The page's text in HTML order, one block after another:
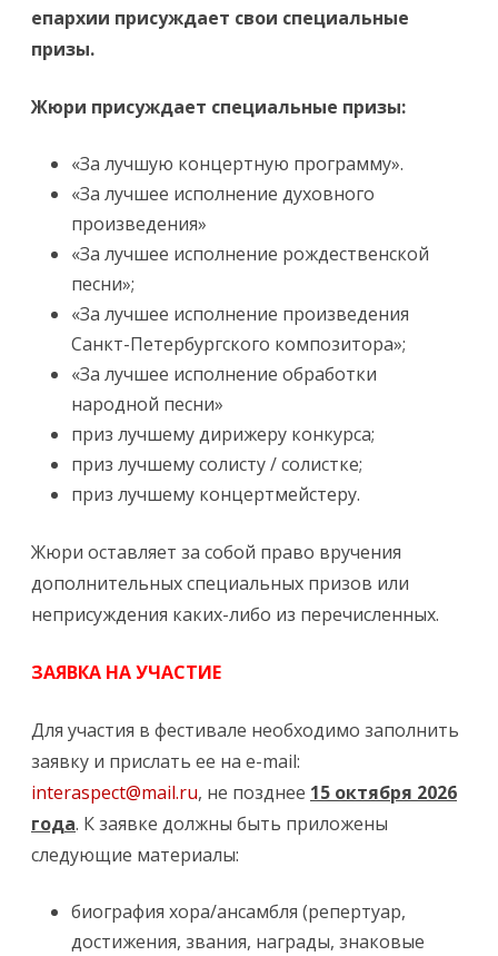
епархии присуждает свои специальные
призы.
Жюри присуждает специальные призы:
«За лучшую концертную программу».
«За лучшее исполнение духовного
произведения»
«За лучшее исполнение рождественской
песни»;
«За лучшее исполнение произведения
Санкт-Петербургского композитора»;
«За лучшее исполнение обработки
народной песни»
приз лучшему дирижеру конкурса;
приз лучшему солисту / солистке;
приз лучшему концертмейстеру.
Жюри оставляет за собой право вручения
дополнительных специальных призов или
неприсуждения каких-либо из перечисленных.
ЗАЯВКА НА УЧАСТИЕ
Для участия в фестивале необходимо заполнить
заявку и прислать ее на e-mail:
interaspect@mail.ru, не позднее 15 октября 2026
года. К заявке должны быть приложены
следующие материалы:
биография хора/ансамбля (репертуар,
достижения, звания, награды, знаковые